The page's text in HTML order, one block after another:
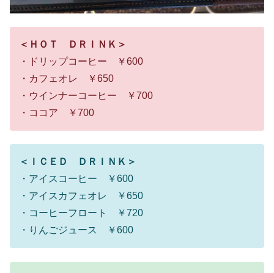
＜ＨＯＴ ＤＲＩＮＫ＞
・ドリップコーヒー ￥600
・カフェオレ ￥650
・ウインナーコーヒー ￥700
・ココア ￥700
＜ＩＣＥＤ ＤＲＩＮＫ＞
・アイスコーヒー ￥600
・アイスカフェオレ ￥650
・コーヒーフロート ￥720
・りんごジュース ￥600